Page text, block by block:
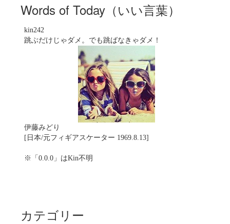
Words of Today（いい言葉）
kin242
跳ぶだけじゃダメ。でも跳ばなきゃダメ！
伊藤みどり
[日本/元フィギアスケーター 1969.8.13]
※「0.0.0」はKin不明
カテゴリー